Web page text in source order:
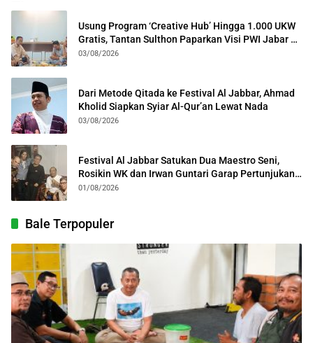
Usung Program ‘Creative Hub’ Hingga 1.000 UKW
Gratis, Tantan Sulthon Paparkan Visi PWI Jabar di
Kota Bogor
03/08/2026
Dari Metode Qitada ke Festival Al Jabbar, Ahmad
Kholid Siapkan Syiar Al-Qur’an Lewat Nada
03/08/2026
Festival Al Jabbar Satukan Dua Maestro Seni,
Rosikin WK dan Irwan Guntari Garap Pertunjukan
Kolosal
01/08/2026
Bale Terpopuler